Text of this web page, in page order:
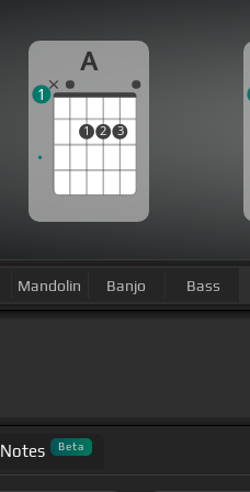
A
1 2 3
1
Mandolin Banjo Bass
Notes Beta